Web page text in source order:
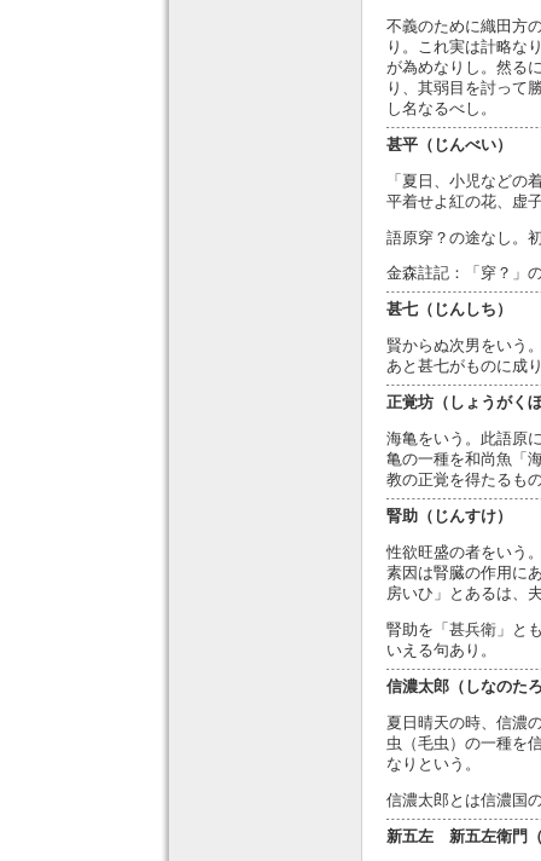
不義のために織田方
り。これ実は計略な
が為めなりし。然る
り、其弱目を討って
し名なるべし。
甚平（じんべい）
「夏日、小児などの
平着せよ紅の花、虚
語原穿？の途なし。
金森註記：「穿？」
甚七（じんしち）
賢からぬ次男をいう
あと甚七がものに成
正覚坊（しょうがく
海亀をいう。此語原
亀の一種を和尚魚「
教の正覚を得たるも
腎助（じんすけ）
性欲旺盛の者をいう
素因は腎臓の作用に
房いひ」とあるは、
腎助を「甚兵衛」と
いえる句あり。
信濃太郎（しなのた
夏日晴天の時、信濃
虫（毛虫）の一種を
なりという。
信濃太郎とは信濃国
新五左 新五左衛門